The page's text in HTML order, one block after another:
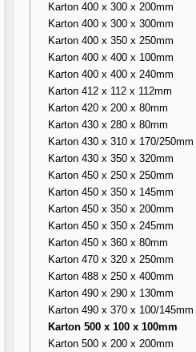
Karton 400 x 300 x 200mm
Karton 400 x 300 x 300mm
Karton 400 x 350 x 250mm
Karton 400 x 400 x 100mm
Karton 400 x 400 x 240mm
Karton 412 x 112 x 112mm
Karton 420 x 200 x 80mm
Karton 430 x 280 x 80mm
Karton 430 x 310 x 170/250mm
Karton 430 x 350 x 320mm
Karton 450 x 250 x 250mm
Karton 450 x 350 x 145mm
Karton 450 x 350 x 200mm
Karton 450 x 350 x 245mm
Karton 450 x 360 x 80mm
Karton 470 x 320 x 250mm
Karton 488 x 250 x 400mm
Karton 490 x 290 x 130mm
Karton 490 x 370 x 100/145mm
Karton 500 x 100 x 100mm
Karton 500 x 200 x 200mm